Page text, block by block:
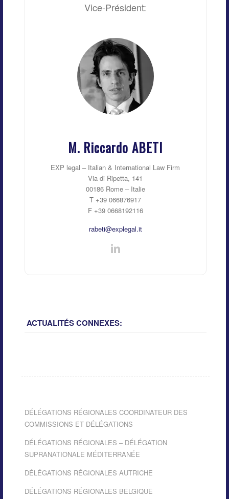
Vice-Président:
M. Riccardo ABETI
EXP legal – Italian & International Law Firm
Via di Ripetta, 141
00186 Rome – Italie
T +39 066876917
F +39 0668192116
rabeti@explegal.it
ACTUALITÉS CONNEXES:
DÉLÉGATIONS RÉGIONALES COORDINATEUR DES
COMMISSIONS ET DÉLÉGATIONS
DÉLÉGATIONS RÉGIONALES – DÉLÉGATION
SUPRANATIONALE MÉDITERRANÉE
DÉLÉGATIONS RÉGIONALES AUTRICHE
DÉLÉGATIONS RÉGIONALES BELGIQUE